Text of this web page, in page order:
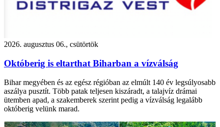
2026. augusztus 06., csütörtök
Októberig is eltarthat Biharban a vízválság
Bihar megyében és az egész régióban az elmúlt 140 év legsúlyosabb
aszálya pusztít. Több patak teljesen kiszáradt, a talajvíz drámai
ütemben apad, a szakemberek szerint pedig a vízválság legalább
októberig velünk marad.